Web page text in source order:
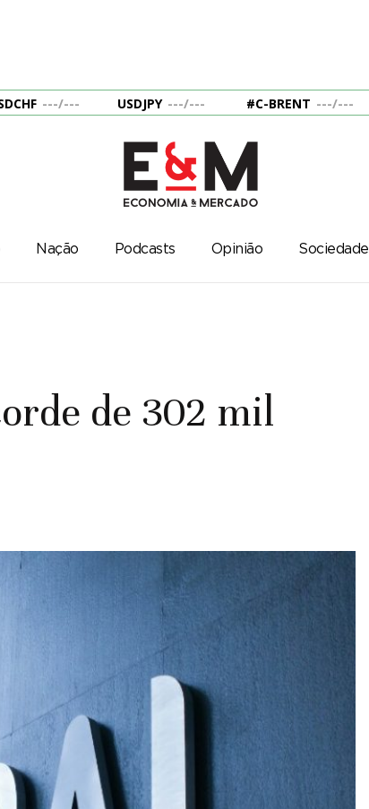
---/--- USDJPY ---/--- #C-BRENT ---/---
Nação Podcasts Opinião Sociedade
de 302 mil